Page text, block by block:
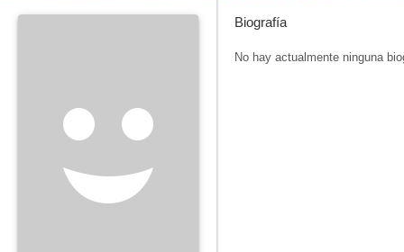
Biografía
No hay actualmente ninguna